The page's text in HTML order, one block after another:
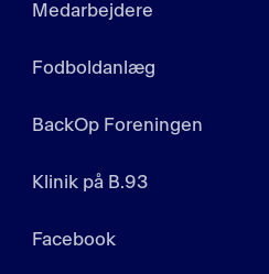
Medarbejdere
Fodboldanlæg
BackOp Foreningen
Klinik på B.93
Facebook